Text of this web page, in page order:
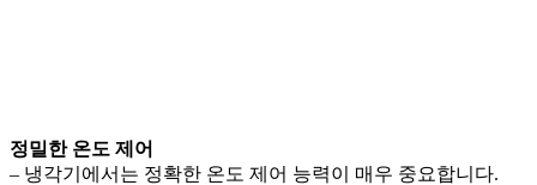
정밀한 온도 제어
– 냉각기에서는 정확한 온도 제어 능력이 매우 중요합니다.